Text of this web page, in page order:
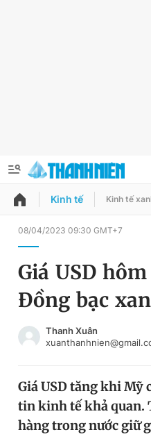
QUẢNG CÁO
Chuyên mục
Chuyên mục khác
Tin thị trường
Đổi mật khẩu
Tin đã lưu
Tin đã xem
Đăng xuất
Kinh tế Kinh tế
08/04/2023 09:30 GMT+7
Giá USD
Đồng bạc
Thanh Xuân
Giá USD tăng khi Mỹ
tin kinh tế khả quan.
hàng trong nước giữ